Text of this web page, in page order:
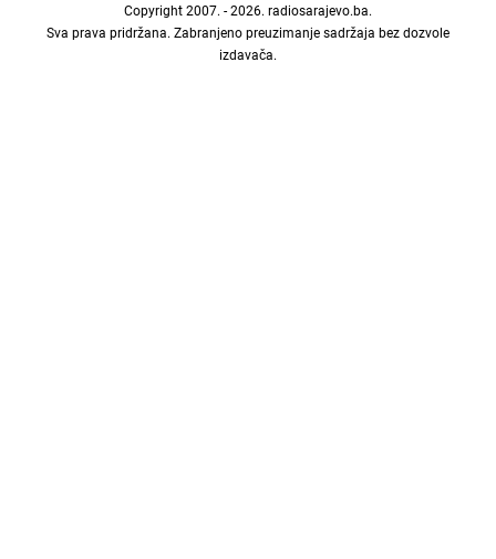
Copyright 2007. - 2026. radiosarajevo.ba.
Sva prava pridržana. Zabranjeno preuzimanje sadržaja bez dozvole
izdavača.